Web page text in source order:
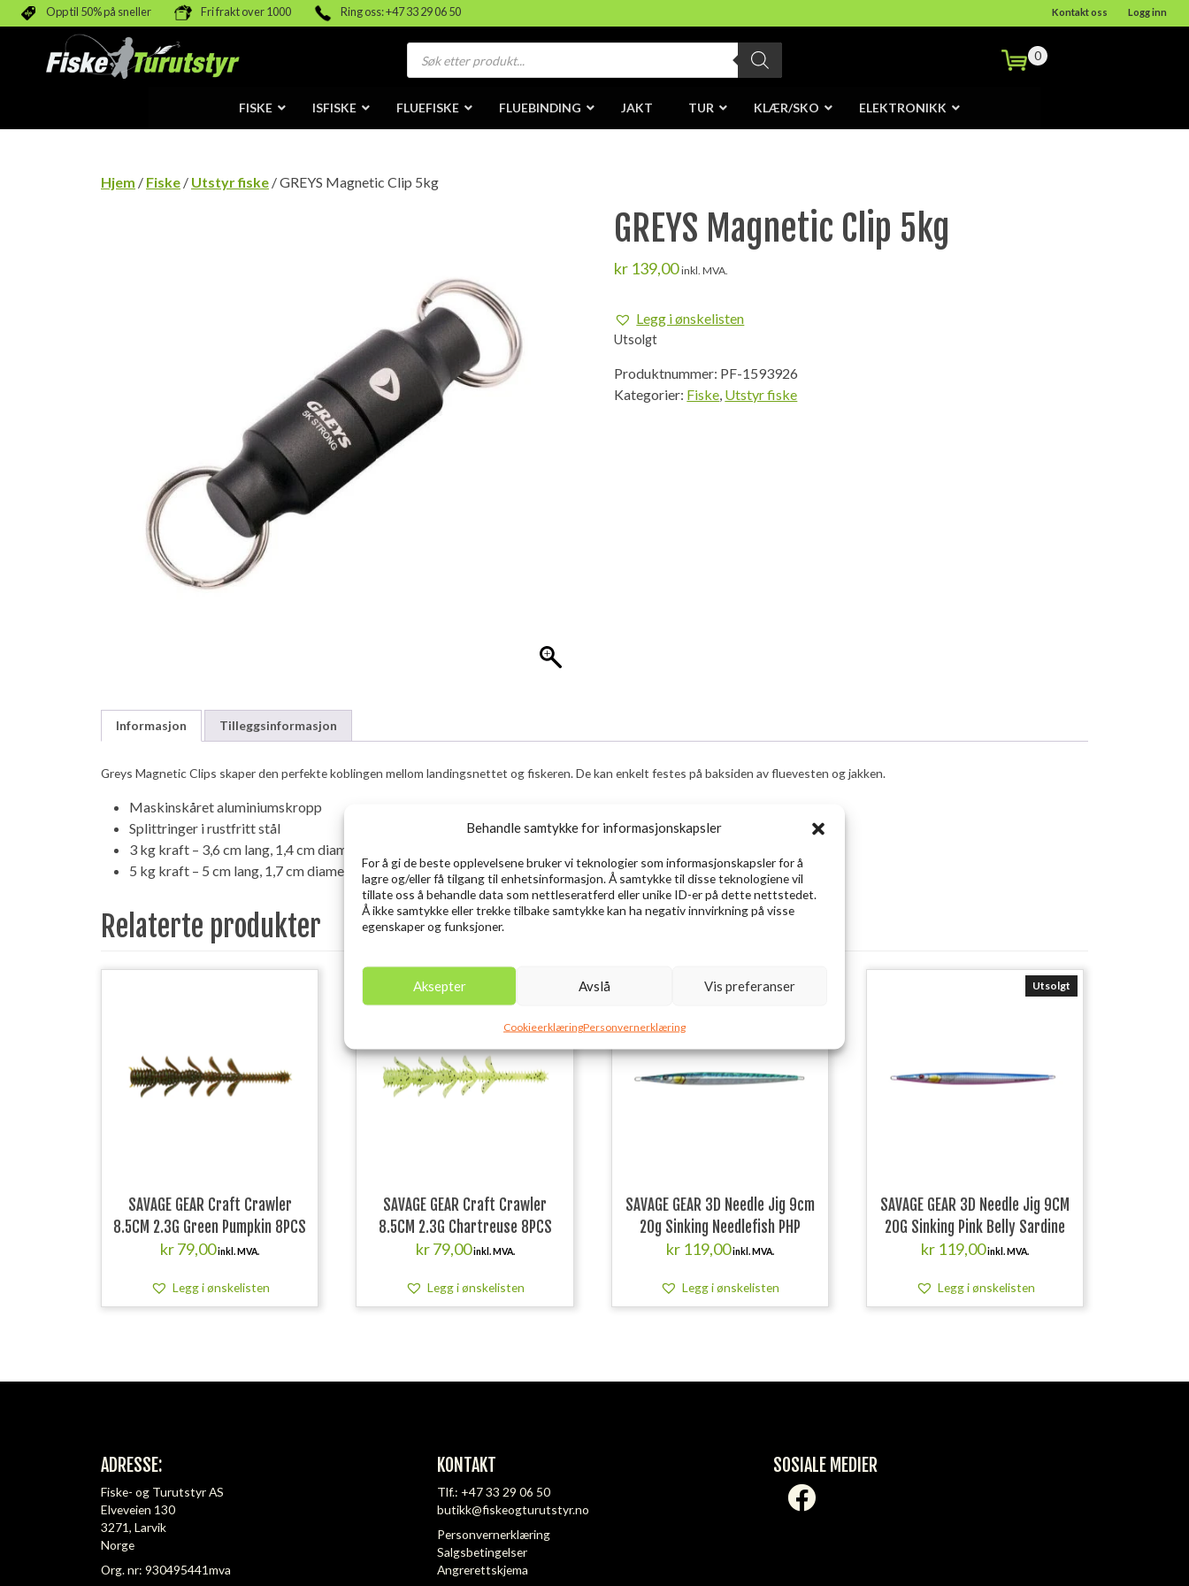
Behandle samtykke for informasjonskapsler
For å gi de beste opplevelsene bruker vi teknologier som informasjonskapsler for å
lagre og/eller få tilgang til enhetsinformasjon. Å samtykke til disse teknologiene vil
tillate oss å behandle data som nettleseratferd eller unike ID-er på dette nettstedet.
Å ikke samtykke eller trekke tilbake samtykke kan ha negativ innvirkning på visse
egenskaper og funksjoner.
Aksepter Avslå Vis preferanser
CookieerklæringPersonvernerklæring
Opp til 50% på sneller Fri frakt over 1000 Ring oss: +47 33 29 06 50 Kontakt oss Logg inn
Products
search
0
FISKE ISFISKE FLUEFISKE FLUEBINDING JAKT TUR KLÆR/SKO ELEKTRONIKK
Hjem / Fiske / Utstyr fiske / GREYS Magnetic Clip 5kg
GREYS Magnetic Clip 5kg
kr 139,00 inkl. MVA.
Legg i ønskelisten
Utsolgt
Produktnummer: PF-1593926
Kategorier: Fiske, Utstyr fiske
Informasjon Tilleggsinformasjon
Greys Magnetic Clips skaper den perfekte koblingen mellom landingsnettet og fiskeren. De kan enkelt festes på baksiden av fluevesten og jakken.
Maskinskåret aluminiumskropp
Splittringer i rustfritt stål
3 kg kraft – 3,6 cm lang, 1,4 cm diameter
5 kg kraft – 5 cm lang, 1,7 cm diameter
Relaterte produkter
SAVAGE GEAR Craft Crawler
8.5CM 2.3G Green Pumpkin 8PCS
kr79,00inkl. MVA.
Legg i ønskelisten
SAVAGE GEAR Craft Crawler
8.5CM 2.3G Chartreuse 8PCS
kr79,00 inkl. MVA.
Legg i ønskelisten
SAVAGE GEAR 3D Needle Jig 9cm
20g Sinking Needlefish PHP
kr119,00inkl. MVA.
Legg i ønskelisten
Utsolgt
SAVAGE GEAR 3D Needle Jig 9CM
20G Sinking Pink Belly Sardine
kr 119,00inkl. MVA.
Legg i ønskelisten
ADRESSE:
Fiske- og Turutstyr AS
Elveveien 130
3271, Larvik
Norge
Org. nr: 930495441mva
KONTAKT
Tlf.: +47 33 29 06 50
butikk@fiskeogturutstyr.no
Personvernerklæring
Salgsbetingelser
Angrerettskjema
SOSIALE MEDIER